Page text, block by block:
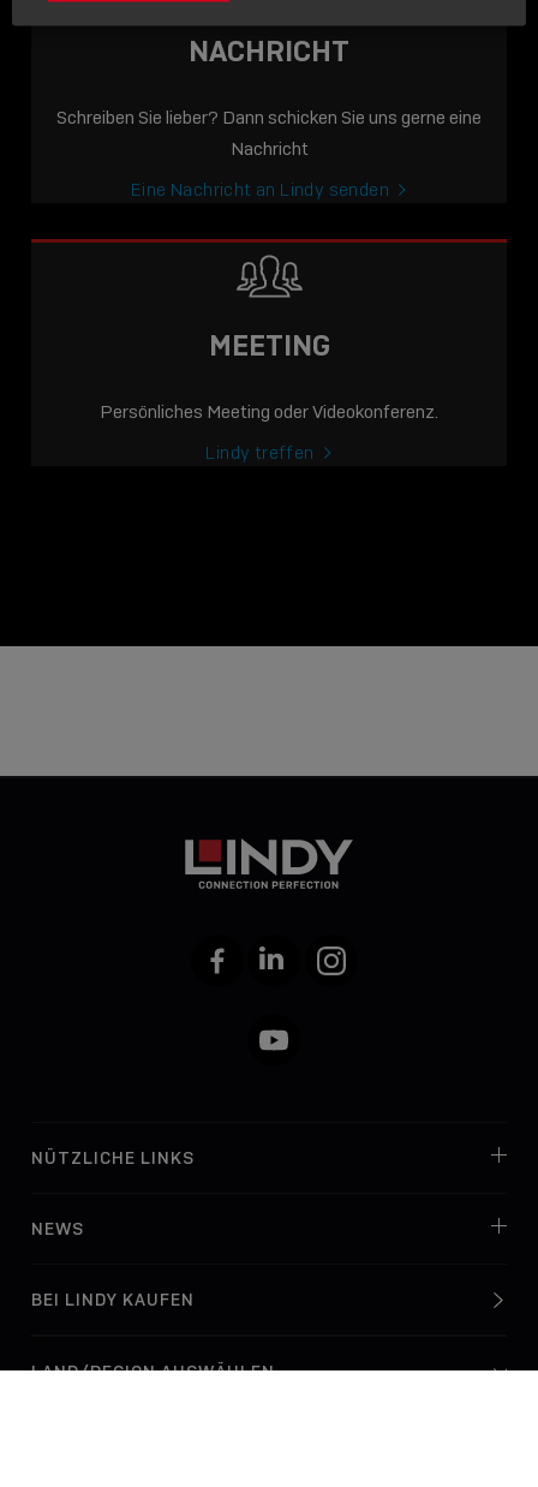
NACHRICHT
Schreiben Sie lieber? Dann schicken Sie uns gerne eine
Nachricht
Eine Nachricht an Lindy senden
MEETING
Persönliches Meeting oder Videokonferenz.
Lindy treffen
FacebookLinkedIn Instagram
YouTube
NÜTZLICHE LINKS
NEWS
BEI LINDY KAUFEN